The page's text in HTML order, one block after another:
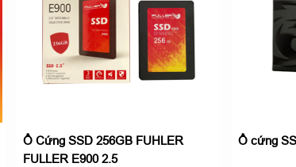
Ổ Cứng SSD 256GB FUHLER
FULLER E900 2.5
Ổ cứng